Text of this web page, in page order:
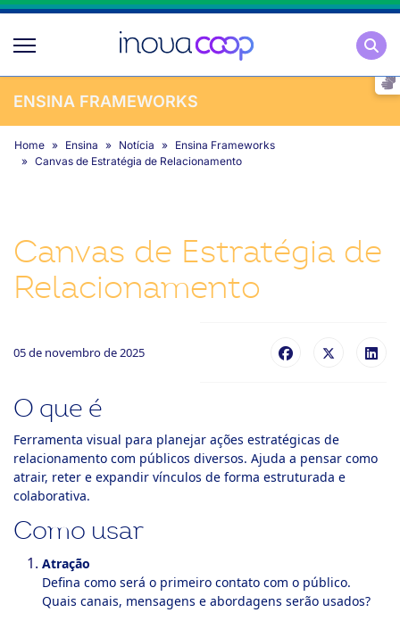
ENSINA FRAMEWORKS
Home Ensina Notícia
Ensina Frameworks
Canvas de Estratégia de Relacionamento
Canvas de Estratégia de
Relacionamento
05 de novembro de 2025
O que é
Ferramenta visual para planejar ações estratégicas de
relacionamento com públicos diversos. Ajuda a pensar como
atrair, reter e expandir vínculos de forma estruturada e
colaborativa.
Como usar
Atração
Defina como será o primeiro contato com o público.
Quais canais, mensagens e abordagens serão usados?